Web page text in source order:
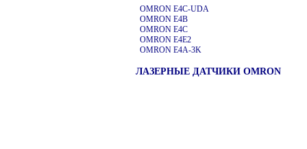
OMRON E4C-UDA
OMRON E4B
OMRON E4C
OMRON E4E2
OMRON E4A-3K
ЛАЗЕРНЫЕ ДАТЧИКИ OMRON